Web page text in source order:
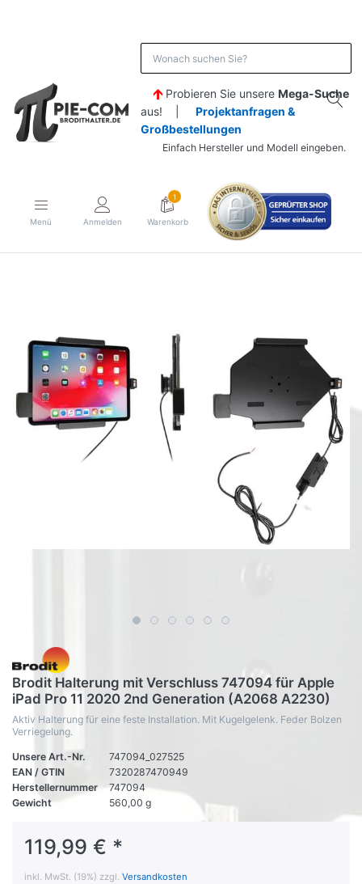
Probieren Sie unsere Mega-Suche
aus! | Projektanfragen &
Großbestellungen
Einfach Hersteller und Modell eingeben.
Menü Anmelden
1
Warenkorb
Brodit Halterung mit Verschluss 747094 für Apple
iPad Pro 11 2020 2nd Generation (A2068 A2230)
Aktiv Halterung für eine feste Installation. Mit Kugelgelenk. Feder Bolzen
Verriegelung.
Unsere Art.-Nr.
747094_027525
EAN / GTIN
7320287470949
Herstellernummer
747094
Gewicht
560,00 g
119,99 € *
inkl. MwSt. (19%) zzgl. Versandkosten